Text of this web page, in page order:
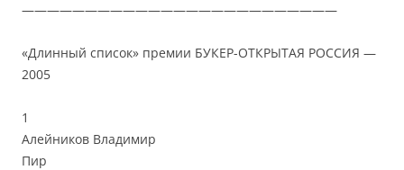
—————————————————————————
«Длинный список» премии БУКЕР-ОТКРЫТАЯ РОССИЯ —
2005
1
Алейников Владимир
Пир